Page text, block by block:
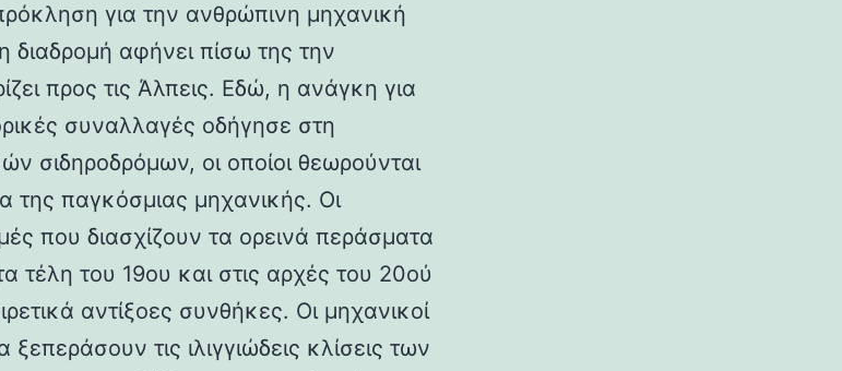
για την ανθρώπινη μηχανική
διαδρομή αφήνει πίσω της την
προς τις Άλπεις. Εδώ, η ανάγκη για
συναλλαγές οδήγησε στη
σιδηροδρόμων, οι οποίοι θεωρούνται
της παγκόσμιας μηχανικής. Οι
που διασχίζουν τα ορεινά περάσματα
τέλη του 19ου και στις αρχές του 20ού
αντίξοες συνθήκες. Οι μηχανικοί
τις ιλιγγιώδεις κλίσεις των